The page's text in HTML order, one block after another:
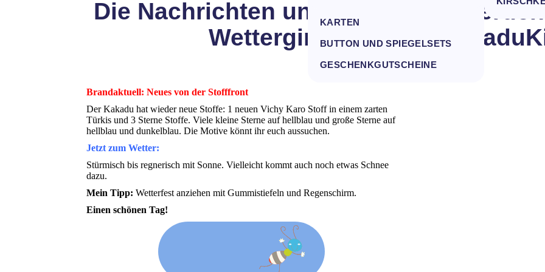
KARTEN
BUTTON UND SPIEGELSETS
GESCHENKGUTSCHEINE
Die Nachrichten und das Wetter
Wettergirl – Neu bei
Brandaktuell: Neues von der Stofffront
Der Kakadu hat wieder neue Stoffe: 1 neuen Vichy Karo Stoff in einem zarten
Türkis und 3 Sterne Stoffe. Viele kleine Sterne auf hellblau und große Sterne auf
hellblau und dunkelblau. Die Motive könnt ihr euch aussuchen.
Jetzt zum Wetter:
Stürmisch bis regnerisch mit Sonne. Vielleicht kommt auch noch etwas Schnee
dazu.
Mein Tipp: Wetterfest anziehen mit Gummistiefeln und Regenschirm.
Einen schönen Tag!